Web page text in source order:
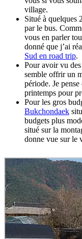
village.
Situé à quelques
par le bus.
vous en parler
donné que j’ai
Sud en road trip.
Pour avoir vu
semble offrir un
période. Je
printemps pour
Pour les gros
Bukchondaek
budgets plus
situé sur la
donne vue sur le